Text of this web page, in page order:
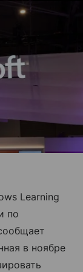
Learning
по
в ноябре